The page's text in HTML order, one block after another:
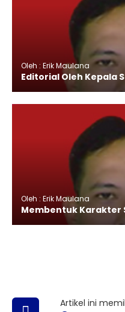
Oleh : Erik Maulana
Editorial Oleh Kepala
Oleh : Erik Maulana
Membentuk Karakter
Artikel ini